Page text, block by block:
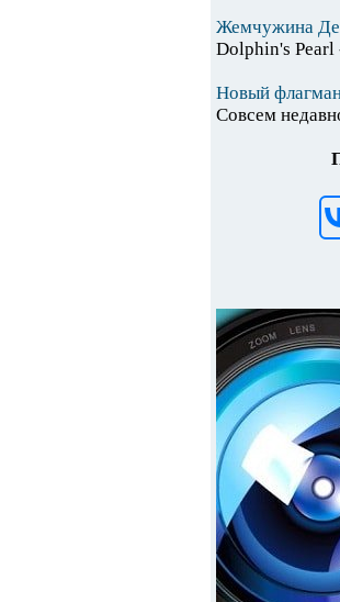
Жемчужина
Dolphin's Pearl
Новый
Совсем